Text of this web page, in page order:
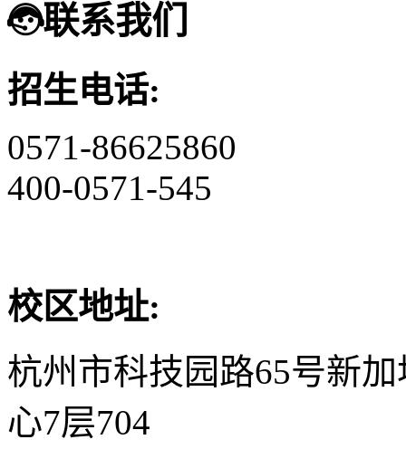
联系我们
招生电话:
0571-86625860
400-0571-545
校区地址:
杭州市科技园路65号新
心7层704